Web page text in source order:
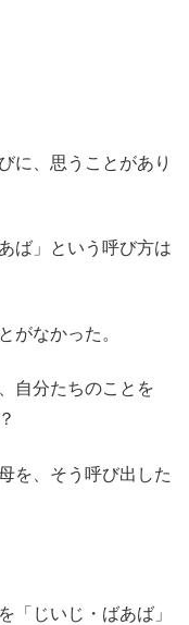
に、思うことがあり
ば」という呼び方は
がなかった。
自分たちのことを
を、そう呼び出した
「じいじ・ばあば」